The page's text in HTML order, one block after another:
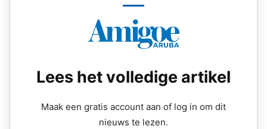
Lees het volledige artikel
Maak een gratis account aan of log in om dit
nieuws te lezen.